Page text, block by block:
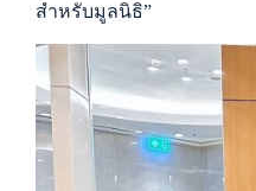
สำหรับมูลนิธิ”